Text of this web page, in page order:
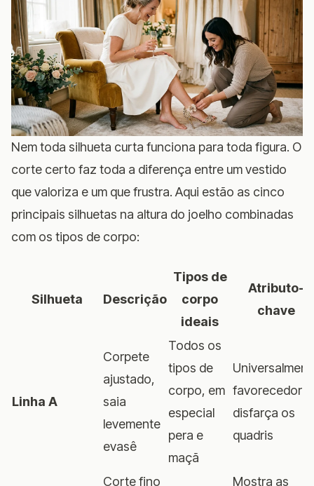
Nem toda silhueta curta funciona para toda figura. O
corte certo faz toda a diferença entre um vestido
que valoriza e um que frustra. Aqui estão as cinco
principais silhuetas na altura do joelho combinadas
com os tipos de corpo:
Silhueta Descrição
Tipos de
corpo
ideais
Atributo-
chave
Linha A
Corpete
ajustado,
saia
levemente
evasê
Todos os
tipos de
corpo, em
especial
pera e
maçã
favorecedora,
disfarça os
quadris
Corte fino
Mostra as